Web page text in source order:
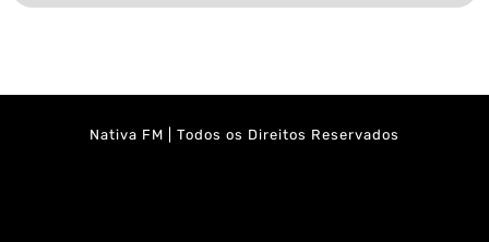
Nativa FM | Todos os Direitos Reservados